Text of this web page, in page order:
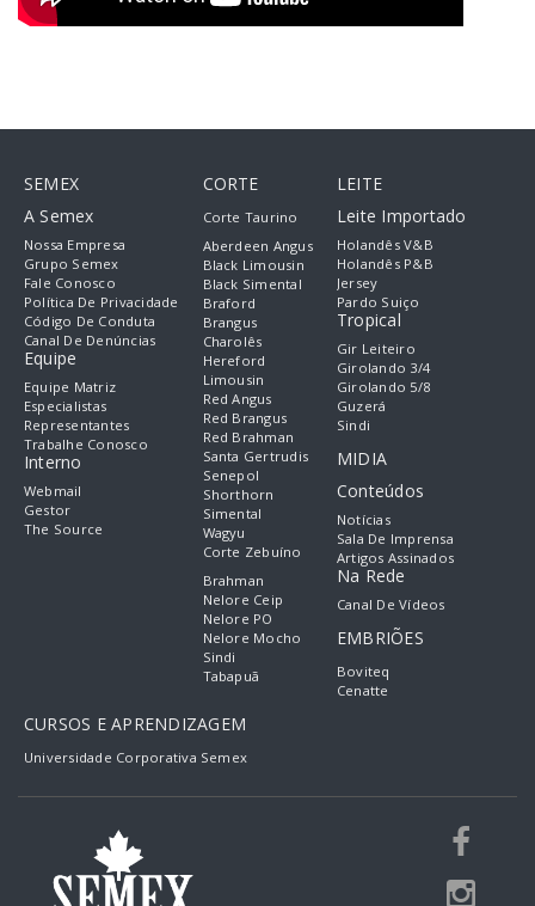
SEMEX
A Semex
Nossa Empresa
Grupo Semex
Fale Conosco
Política De Privacidade
Código De Conduta
Canal De Denúncias
Equipe
Equipe Matriz
Especialistas
Representantes
Trabalhe Conosco
Interno
Webmail
Gestor
The Source
CORTE
Corte Taurino
Aberdeen Angus
Black Limousin
Black Simental
Braford
Brangus
Charolês
Hereford
Limousin
Red Angus
Red Brangus
Red Brahman
Santa Gertrudis
Senepol
Shorthorn
Simental
Wagyu
Corte Zebuíno
Brahman
Nelore Ceip
Nelore PO
Nelore Mocho
Sindi
Tabapuã
LEITE
Leite Importado
Holandês V&B
Holandês P&B
Jersey
Pardo Suiço
Tropical
Gir Leiteiro
Girolando 3/4
Girolando 5/8
Guzerá
Sindi
MIDIA
Conteúdos
Notícias
Sala De Imprensa
Artigos Assinados
Na Rede
Canal De Vídeos
EMBRIÕES
Boviteq
Cenatte
CURSOS E APRENDIZAGEM
Universidade Corporativa Semex